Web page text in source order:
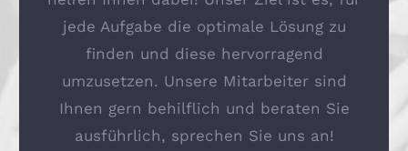
jede Aufgabe die optimale Lösung zu
finden und diese hervorragend
umzusetzen. Unsere Mitarbeiter sind
Ihnen gern behilflich und beraten Sie
ausführlich, sprechen Sie uns an!